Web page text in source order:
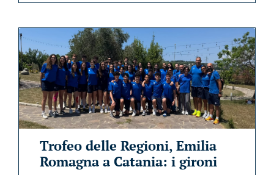
Trofeo delle Regioni, Emilia
Romagna a Catania: i gironi